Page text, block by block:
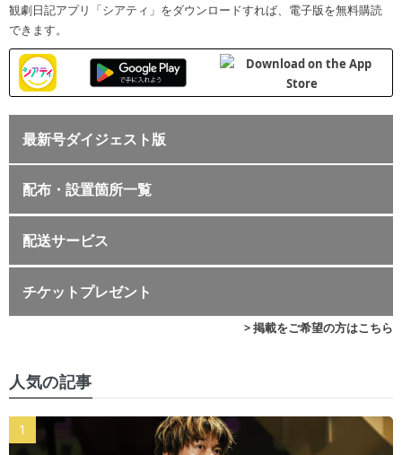
観劇日記アプリ「シアティ」をダウンロードすれば、電子版を無料購読
できます。
最新号ダイジェスト版
配布・設置箇所一覧
配送サービス
チケットプレゼント
> 掲載をご希望の方はこちら
人気の記事